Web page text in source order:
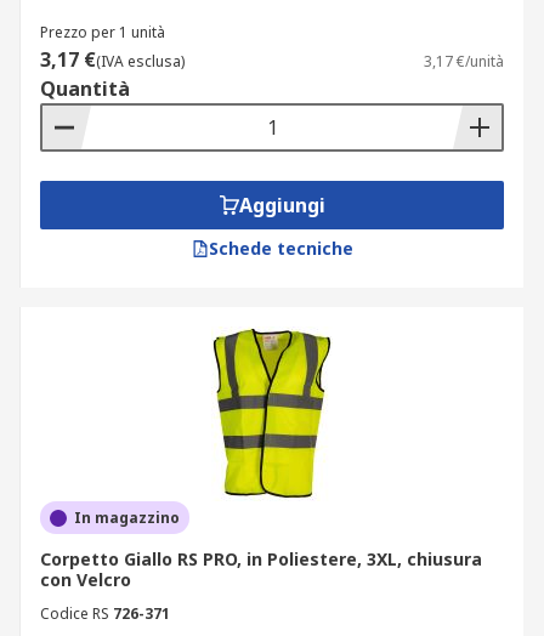
Prezzo per 1 unità
3,17 €(IVA esclusa) 3,17 €/unità
Quantità
Aggiungi
Schede tecniche
In magazzino
Corpetto Giallo RS PRO, in Poliestere, 3XL, chiusura
con Velcro
Codice RS 726-371